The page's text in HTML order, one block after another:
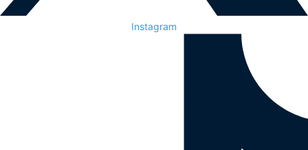
Instagram